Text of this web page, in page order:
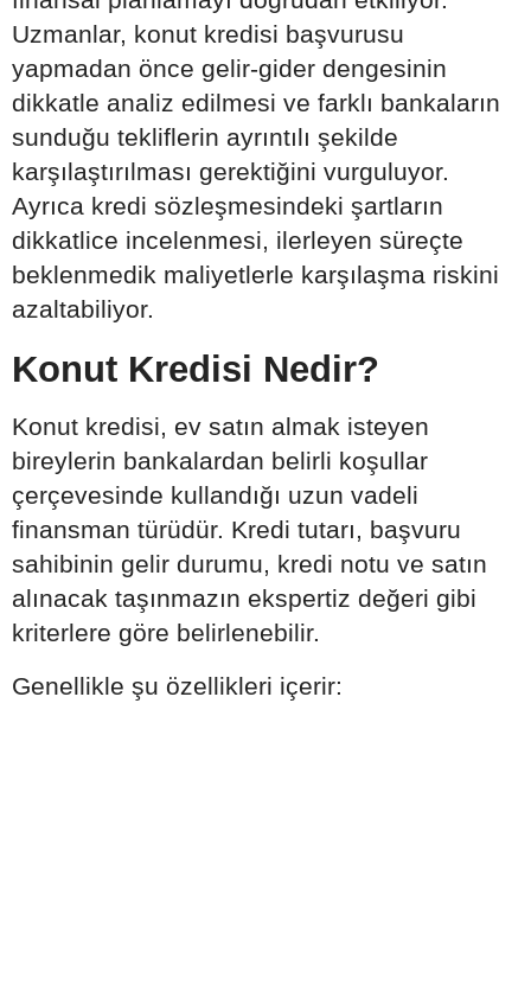
Uzmanlar, konut kredisi başvurusu
yapmadan önce gelir-gider dengesinin
dikkatle analiz edilmesi ve farklı bankaların
sunduğu tekliflerin ayrıntılı şekilde
karşılaştırılması gerektiğini vurguluyor.
Ayrıca kredi sözleşmesindeki şartların
dikkatlice incelenmesi, ilerleyen süreçte
beklenmedik maliyetlerle karşılaşma riskini
azaltabiliyor.
Konut Kredisi Nedir?
Konut kredisi, ev satın almak isteyen
bireylerin bankalardan belirli koşullar
çerçevesinde kullandığı uzun vadeli
finansman türüdür. Kredi tutarı, başvuru
sahibinin gelir durumu, kredi notu ve satın
alınacak taşınmazın ekspertiz değeri gibi
kriterlere göre belirlenebilir.
Genellikle şu özellikleri içerir: